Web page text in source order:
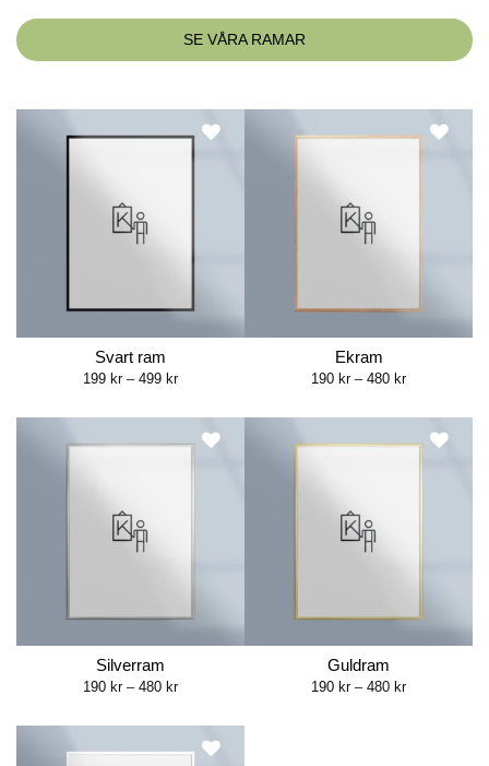
SE VÅRA RAMAR
Svart ram
199 kr – 499 krPrice
through
499 kr
Ekram
190 kr – 480 krPrice
through
480 kr
Silverram
190 kr – 480 krPrice
through
480 kr
Guldram
190 kr – 480 krPrice